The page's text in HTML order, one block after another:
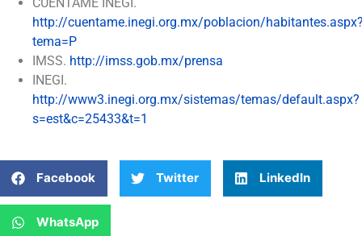
CUÉNTAME INEGI.
http://cuentame.inegi.org.mx/poblacion/
tema=P
IMSS. http://imss.gob.mx/prensa
INEGI.
http://www3.inegi.org.mx/sistemas/temas/default.aspx?
s=est&c=25433&t=1
Facebook Twitter LinkedIn
WhatsApp